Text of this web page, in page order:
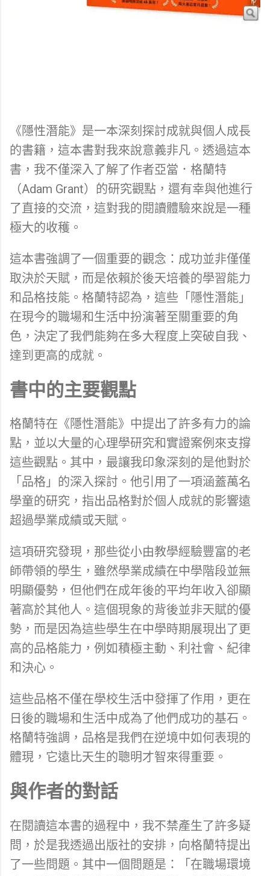
《隱性潛能》是一本深刻探討成就與個人成長
的書籍，這本書對我來說意義非凡。透過這本
書，我不僅深入了解了作者亞當．格蘭特
（Adam Grant）的研究觀點，還有幸與他進行
了直接的交流，這對我的閱讀體驗來說是一種
極大的收穫。
這本書強調了一個重要的觀念：成功並非僅僅
取決於天賦，而是依賴於後天培養的學習能力
和品格技能。格蘭特認為，這些「隱性潛能」
在現今的職場和生活中扮演著至關重要的角
色，決定了我們能夠在多大程度上突破自我、
達到更高的成就。
書中的主要觀點
格蘭特在《隱性潛能》中提出了許多有力的論
點，並以大量的心理學研究和實證案例來支撐
這些觀點。其中，最讓我印象深刻的是他對於
「品格」的深入探討。他引用了一項涵蓋萬名
學童的研究，指出品格對於個人成就的影響遠
超過學業成績或天賦。
這項研究發現，那些從小由教學經驗豐富的老
師帶領的學生，雖然學業成績在中學階段並無
明顯優勢，但他們在成年後的平均年收入卻顯
著高於其他人。這個現象的背後並非天賦的優
勢，而是因為這些學生在中學時期展現出了更
高的品格能力，例如積極主動、利社會、紀律
和決心。
這些品格不僅在學校生活中發揮了作用，更在
日後的職場和生活中成為了他們成功的基石。
格蘭特強調，品格是我們在逆境中如何表現的
體現，它遠比天生的聰明才智來得重要。
與作者的對話
在閱讀這本書的過程中，我不禁產生了許多疑
問，於是我透過出版社的安排，向格蘭特提出
了一些問題。其中一個問題是：「在職場環境